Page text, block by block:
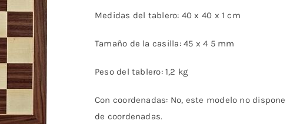
Medidas del tablero: 40 x 40 x 1 cm
Tamaño de la casilla: 45 x 4 5 mm
Peso del tablero: 1,2 kg
Con coordenadas: No, este modelo no dispone
de coordenadas.